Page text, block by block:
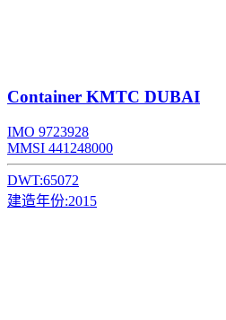
Container KMTC DUBAI
IMO 9723928
MMSI 441248000
DWT:65072
建造年份:2015